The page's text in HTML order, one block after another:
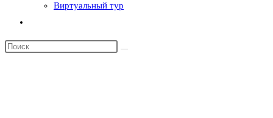
Виртуальный тур
по